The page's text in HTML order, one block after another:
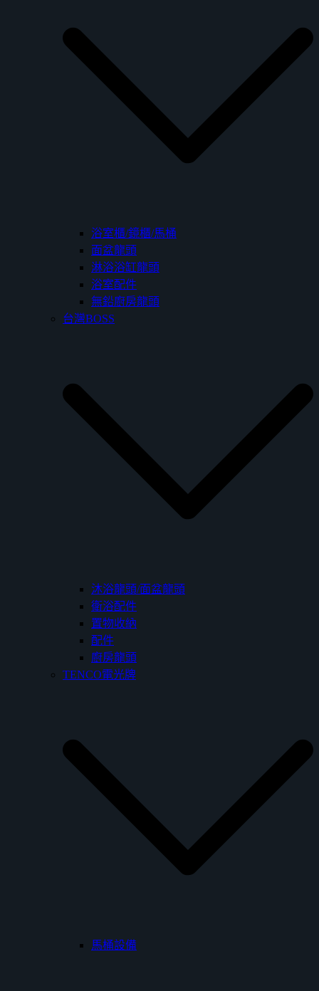
浴室櫃/鏡櫃/馬桶
面盆龍頭
淋浴浴缸龍頭
浴室配件
無鉛廚房龍頭
台灣BOSS
沐浴龍頭/面盆龍頭
衛浴配件
置物收納
配件
廚房龍頭
TENCO電光牌
馬桶設備